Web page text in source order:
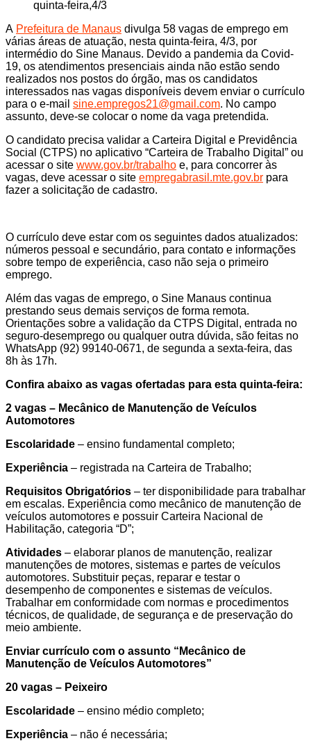
A Prefeitura de Manaus divulga 58 vagas de emprego em
várias áreas de atuação, nesta quinta-feira, 4/3, por
intermédio do Sine Manaus. Devido a pandemia da Covid-
19, os atendimentos presenciais ainda não estão sendo
realizados nos postos do órgão, mas os candidatos
interessados nas vagas disponíveis devem enviar o currículo
para o e-mail sine.empregos21@gmail.com. No campo
assunto, deve-se colocar o nome da vaga pretendida.
O candidato precisa validar a Carteira Digital e Previdência
Social (CTPS) no aplicativo “Carteira de Trabalho Digital” ou
acessar o site www.gov.br/trabalho e, para concorrer às
vagas, deve acessar o site empregabrasil.mte.gov.br para
fazer a solicitação de cadastro.
O currículo deve estar com os seguintes dados atualizados:
números pessoal e secundário, para contato e informações
sobre tempo de experiência, caso não seja o primeiro
emprego.
Além das vagas de emprego, o Sine Manaus continua
prestando seus demais serviços de forma remota.
Orientações sobre a validação da CTPS Digital, entrada no
seguro-desemprego ou qualquer outra dúvida, são feitas no
WhatsApp (92) 99140-0671, de segunda a sexta-feira, das
8h às 17h.
Confira abaixo as vagas ofertadas para esta quinta-feira:
2 vagas – Mecânico de Manutenção de Veículos
Automotores
Escolaridade – ensino fundamental completo;
Experiência – registrada na Carteira de Trabalho;
Requisitos Obrigatórios – ter disponibilidade para trabalhar
em escalas. Experiência como mecânico de manutenção de
veículos automotores e possuir Carteira Nacional de
Habilitação, categoria “D”;
Atividades – elaborar planos de manutenção, realizar
manutenções de motores, sistemas e partes de veículos
automotores. Substituir peças, reparar e testar o
desempenho de componentes e sistemas de veículos.
Trabalhar em conformidade com normas e procedimentos
técnicos, de qualidade, de segurança e de preservação do
meio ambiente.
Enviar currículo com o assunto “ Mecânico de
Manutenção de Veículos Automotores”
20 vagas – Peixeiro
Escolaridade – ensino médio completo;
Experiência – não é necessária;